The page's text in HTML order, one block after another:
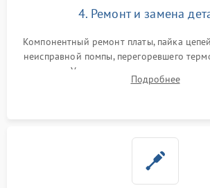
4. Ремонт и замена
Компонентный ремонт платы, пайка
неисправной помпы, перегоревшего
жерновов. Установка новых силиконовых
ring) и тефлоновых трубок для
Подробнее